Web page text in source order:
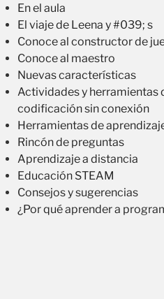
En el aula
El viaje de Leena y #039; s
Conoce al constructor de
Conoce al maestro
Nuevas características
Actividades y herramientas
codificación sin conexión
Herramientas de
Rincón de preguntas
Aprendizaje a distancia
Educación STEAM
Consejos y sugerencias
¿Por qué aprender a